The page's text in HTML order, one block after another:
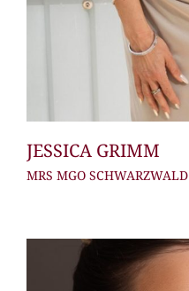
JESSICA GRIMM
MRS MGO SCHWARZWALD